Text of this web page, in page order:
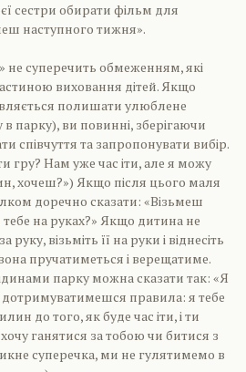
сестри обирати фільм для
наступного тижня».
не суперечить обмеженням, які
виховання дітей. Якщо
полишати улюблене
парку), ви повинні, зберігаючи
співчуття та запропонувати вибір.
гру? Нам уже час іти, але я можу
хочеш?») Якщо після цього маля
доречно сказати: «Візьмеш
на руках?» Якщо дитина не
візьміть її на руки і віднесіть
пручатиметься і верещатиме.
парку можна сказати так: «Я
дотримуватимешся правила: я тебе
до того, як буде час іти, і ти
ганятися за тобою чи битися з
суперечка, ми не гулятимемо в